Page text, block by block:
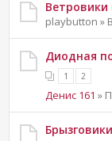
Ветровики
playbutton »
Диодная
1 2
Денис 161 »
Брызговики